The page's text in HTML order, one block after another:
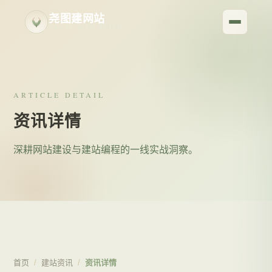
尧图建网站
ARTICLE DETAIL
资讯详情
深耕网站建设与建站编程的一线实战洞察。
首页 / 建站资讯 / 资讯详情